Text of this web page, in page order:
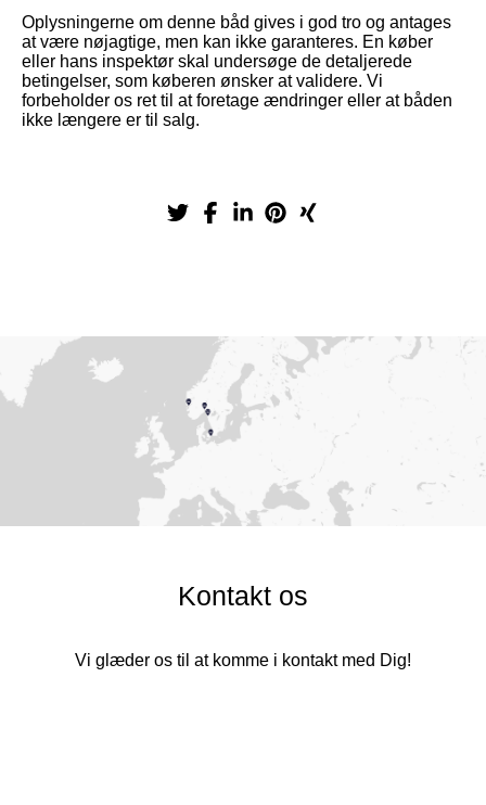
Oplysningerne om denne båd gives i god tro og antages
at være nøjagtige, men kan ikke garanteres. En køber
eller hans inspektør skal undersøge de detaljerede
betingelser, som køberen ønsker at validere. Vi
forbeholder os ret til at foretage ændringer eller at båden
ikke længere er til salg.
Kontakt os
Vi glæder os til at komme i kontakt med Dig!